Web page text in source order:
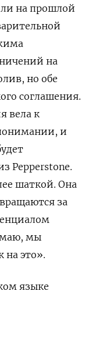
на прошлой
на
но обе
соглашения.
вела к
и
⁠Pepperstone.
шаткой. Она
за
мы
​на это».
‌языке